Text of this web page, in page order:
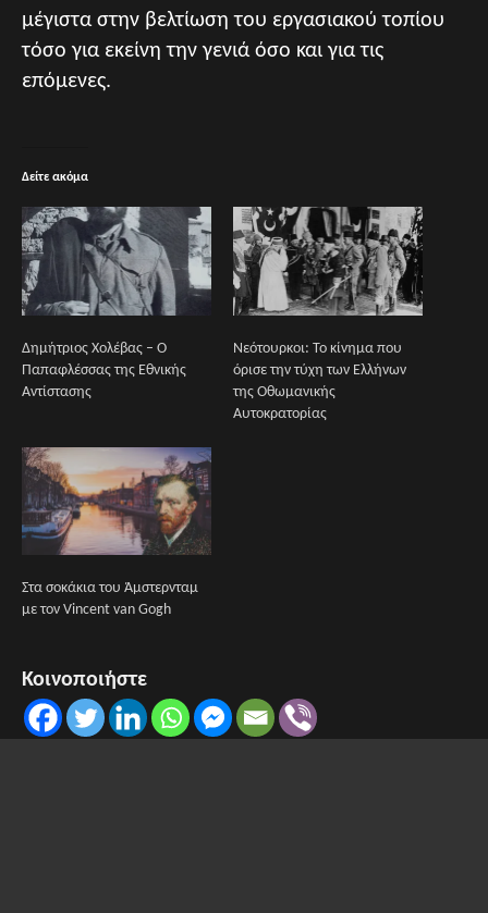
μέγιστα στην βελτίωση του εργασιακού τοπίου
τόσο για εκείνη την γενιά όσο και για τις
επόμενες.
Δείτε ακόμα
Δημήτριος Χολέβας – Ο
Παπαφλέσσας της Εθνικής
Αντίστασης
Νεότουρκοι: Το κίνημα που
όρισε την τύχη των Ελλήνων
της Οθωμανικής
Αυτοκρατορίας
Στα σοκάκια του Άμστερνταμ
με τον Vincent van Gogh
Κοινοποιήστε